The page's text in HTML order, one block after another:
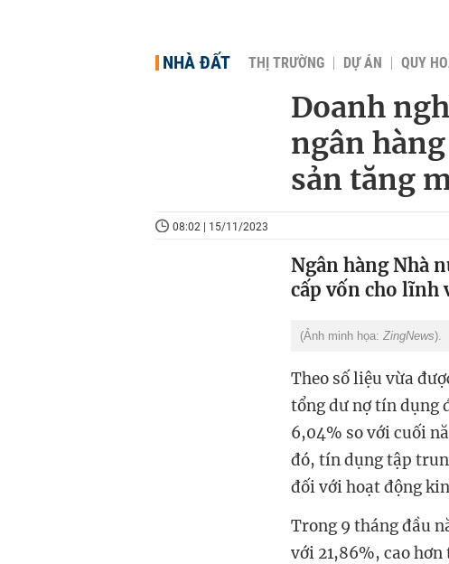
NHÀ ĐẤT THỊ TRƯỜNG DỰ ÁN QUY
Doanh
ngân
sản tăng
08:02 | 15/11/2023
Ngân hàng Nhà
cấp vốn cho lĩnh
(Ảnh minh họa: ZingNews).
Theo số liệu vừa
tổng dư nợ tín dụng
6,04% so với cuối
đó, tín dụng tập
đối với hoạt động
Trong 9 tháng đầu
với 21,86%, cao